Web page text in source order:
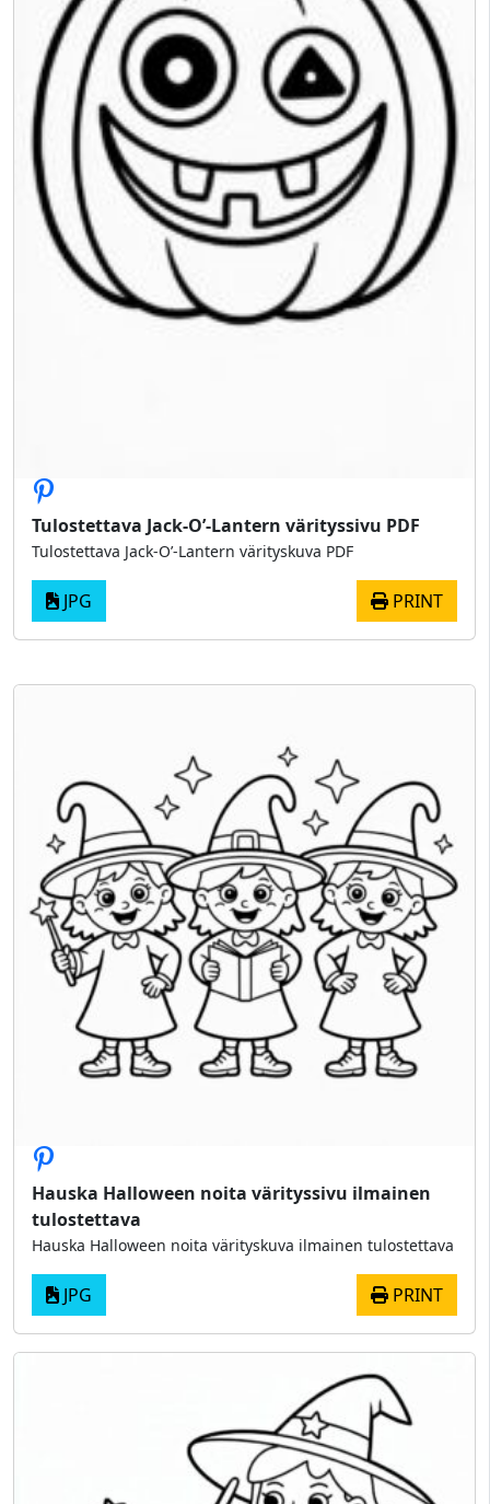
Tulostettava Jack-O’-Lantern värityssivu PDF
Tulostettava Jack-O’-Lantern värityskuva PDF
JPG PRINT
Hauska Halloween noita värityssivu ilmainen
tulostettava
Hauska Halloween noita värityskuva ilmainen tulostettava
JPG PRINT